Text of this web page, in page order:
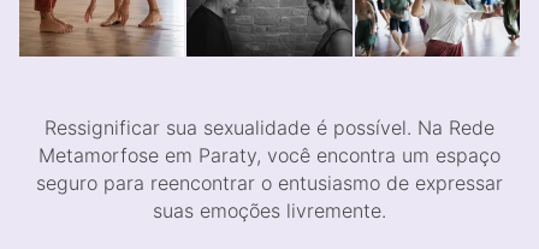
Ressignificar sua sexualidade é possível. Na Rede
Metamorfose em Paraty, você encontra um espaço
seguro para reencontrar o entusiasmo de expressar
suas emoções livremente.